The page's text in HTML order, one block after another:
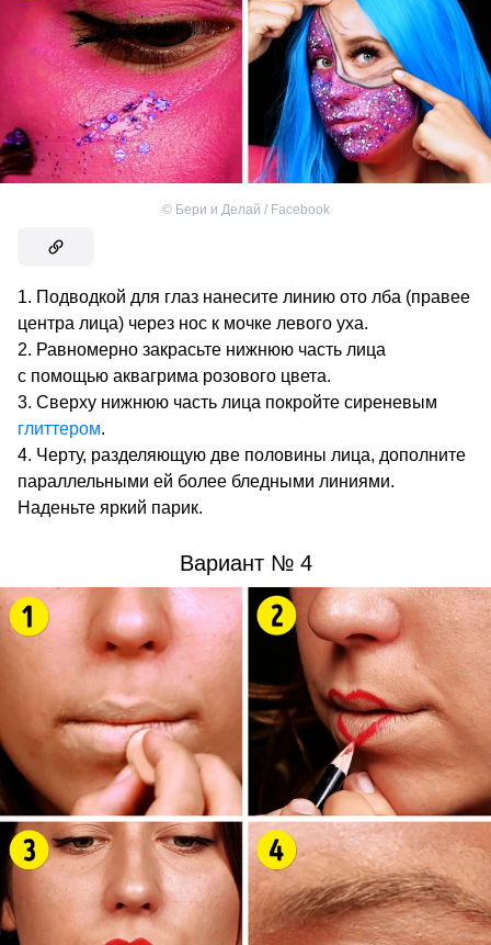
© Бери и Делай / Facebook
Подводкой для глаз нанесите линию ото лба (правее
центра лица) через нос к мочке левого уха.
Равномерно закрасьте нижнюю часть лица
с помощью аквагрима розового цвета.
Сверху нижнюю часть лица покройте сиреневым
глиттером.
Черту, разделяющую две половины лица, дополните
параллельными ей более бледными линиями.
Наденьте яркий парик.
Вариант № 4